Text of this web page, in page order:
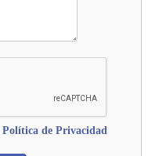
Política de Privacidad